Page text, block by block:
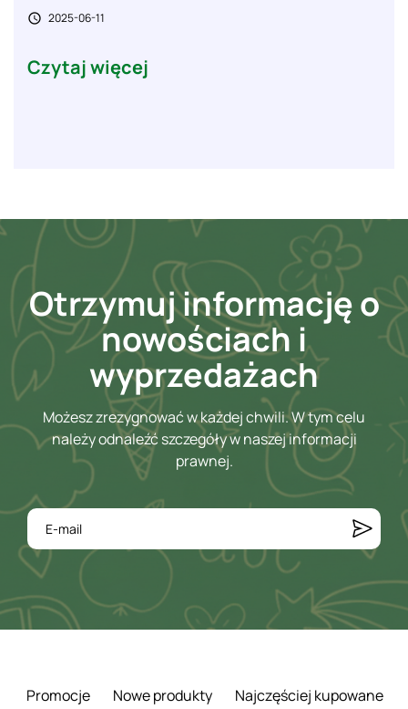
 2025-06-11
Czytaj więcej
Otrzymuj informację o
nowościach i
wyprzedażach
Możesz zrezygnować w każdej chwili. W tym celu
należy odnaleźć szczegóły w naszej informacji
prawnej.
Promocje Nowe produkty Najczęściej kupowane